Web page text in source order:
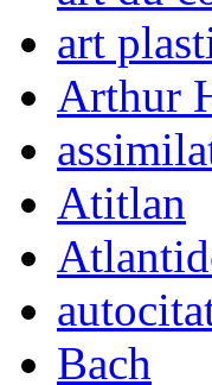
art
Arthur
Atitlan
Bach